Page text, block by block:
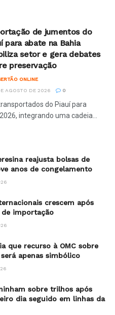
de jumentos do
para abate na Bahia
setor e gera debates
preservação
ONLINE
AGOSTO DE 2026
0
do Piauí para
integrando uma cadeia...
reajusta bolsas de
anos de congelamento
crescem após
importação
que recurso à OMC sobre
apenas simbólico
sobre trilhos após
dia seguido em linhas da